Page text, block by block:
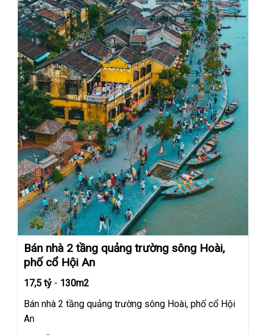
Bán nhà 2 tầng quảng trường sông Hoài,
phố cổ Hội An
17,5 tỷ - 130m2
Bán nhà 2 tầng quảng trường sông Hoài, phố cổ Hội
An